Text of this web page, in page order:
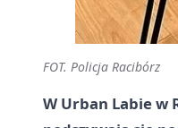
FOT. Policja Racibórz
W Urban Labie w